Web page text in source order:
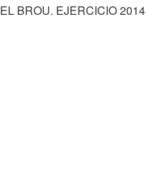
BROU. EJERCICIO 2014